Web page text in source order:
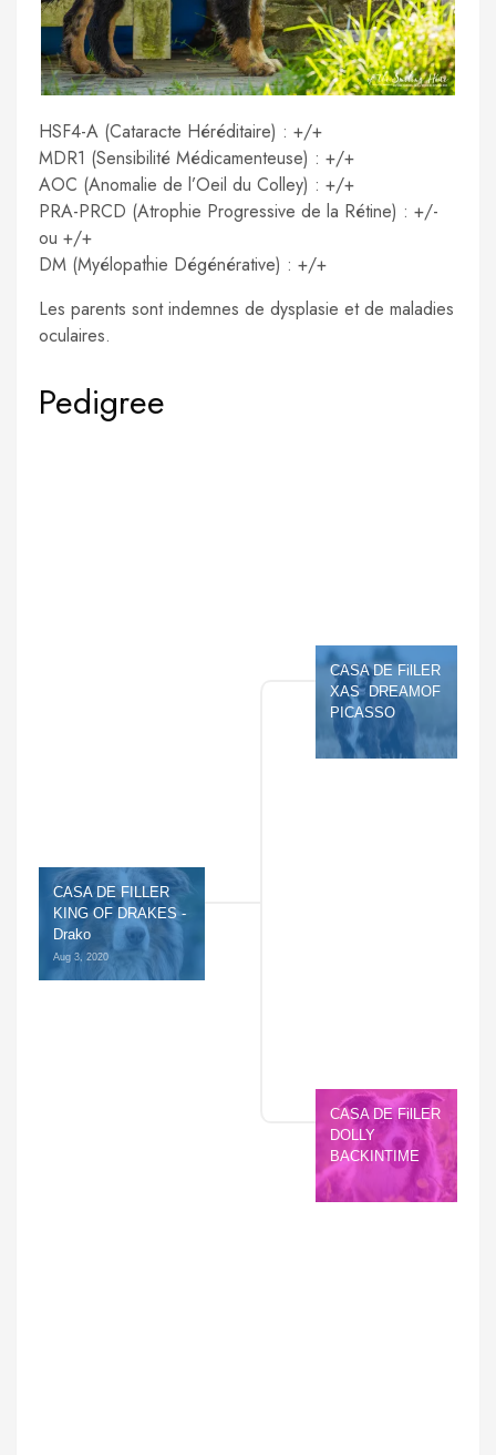
HSF4-A (Cataracte Héréditaire) : +/+
MDR1 (Sensibilité Médicamenteuse) : +/+
AOC (Anomalie de l’Oeil du Colley) : +/+
PRA-PRCD (Atrophie Progressive de la Rétine) : +/-
ou +/+
DM (Myélopathie Dégénérative) : +/+
Les parents sont indemnes de dysplasie et de maladies
oculaires.
Pedigree
CASA DE FILLER
KING OF DRAKES -
Drako
Aug 3, 2020
CASA DE FilLER
XAS  DREAMOF
PICASSO
CASA DE FilLER
DOLLY
BACKINTIME